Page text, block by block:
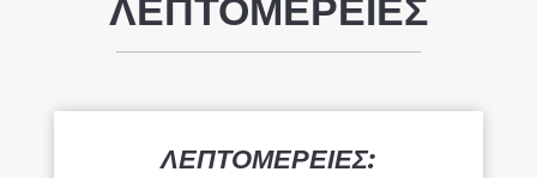
ΛΕΠΤΟΜΕΡΕΙΕΣ
ΛΕΠΤΟΜΕΡΕΙΕΣ: